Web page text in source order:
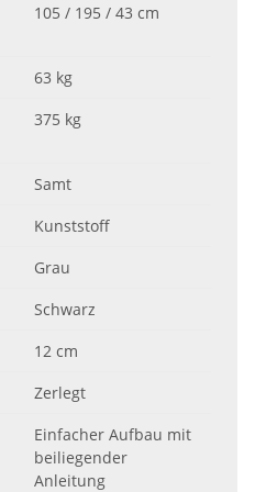
105 / 195 / 43 cm
63 kg
375 kg
Samt
Kunststoff
Grau
Schwarz
12 cm
Zerlegt
Einfacher Aufbau mit
beiliegender
Anleitung